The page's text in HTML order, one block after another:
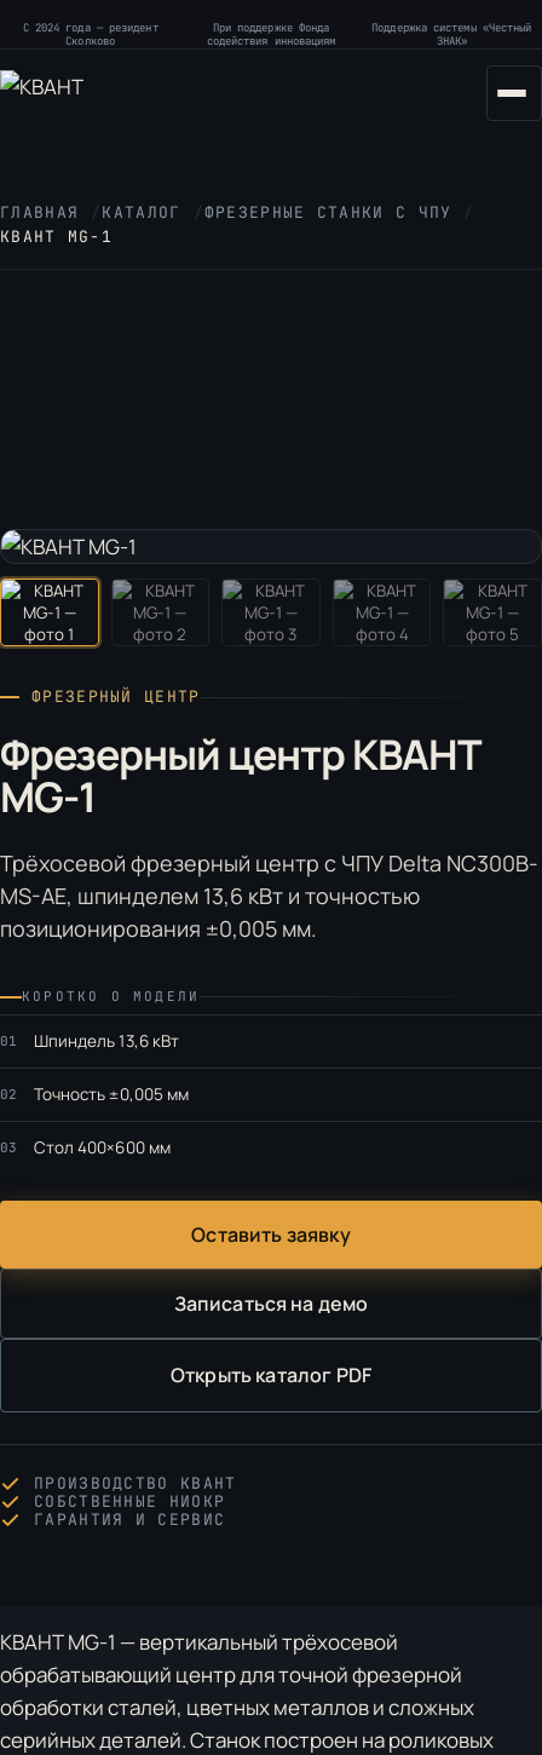
С 2024 года — резидент
Сколково
При поддержке Фонда
содействия инновациям
Поддержка системы «Честный
ЗНАК»
ГЛАВНАЯ / КАТАЛОГ /ФРЕЗЕРНЫЕ СТАНКИ С ЧПУ
/
КВАНТ MG-1
ФРЕЗЕРНЫЙ ЦЕНТР
Фрезерный центр КВАНТ
MG-1
Трёхосевой фрезерный центр с ЧПУ Delta NC300B-
MS-AE, шпинделем 13,6 кВт и точностью
позиционирования ±0,005 мм.
КОРОТКО О МОДЕЛИ
01 Шпиндель 13,6 кВт
02 Точность ±0,005 мм
03 Стол 400×600 мм
Оставить заявку
Записаться на демо
Открыть каталог PDF
ПРОИЗВОДСТВО КВАНТ
СОБСТВЕННЫЕ НИОКР
ГАРАНТИЯ И СЕРВИС
КВАНТ MG-1 — вертикальный трёхосевой
обрабатывающий центр для точной фрезерной
обработки сталей, цветных металлов и сложных
серийных деталей. Станок построен на роликовых